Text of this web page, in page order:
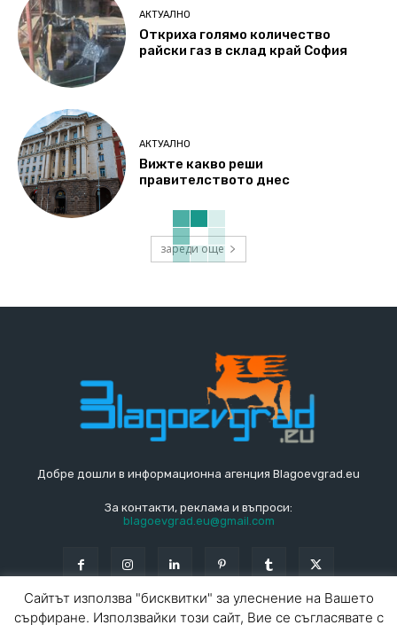
АКТУАЛНО
Откриха голямо количество
райски газ в склад край София
АКТУАЛНО
Вижте какво реши
правителството днес
зареди още
Добре дошли в информационна агенция Blagoevgrad.eu
За контакти, реклама и въпроси:
blagoevgrad.eu@gmail.com
Сайтът използва "бисквитки" за улеснение на Вашето
сърфиране. Използвайки този сайт, Вие се съгласявате с